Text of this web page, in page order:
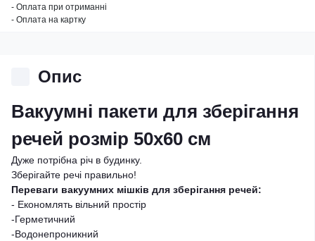
- Оплата при отриманні
- Оплата на картку
Опис
Вакуумні пакети для зберігання
речей розмір 50х60 см
Дуже потрібна річ в будинку.
Зберігайте речі правильно!
Переваги вакуумних мішків для зберігання речей:
- Економлять вільний простір
-Герметичний
-Водонепроникний